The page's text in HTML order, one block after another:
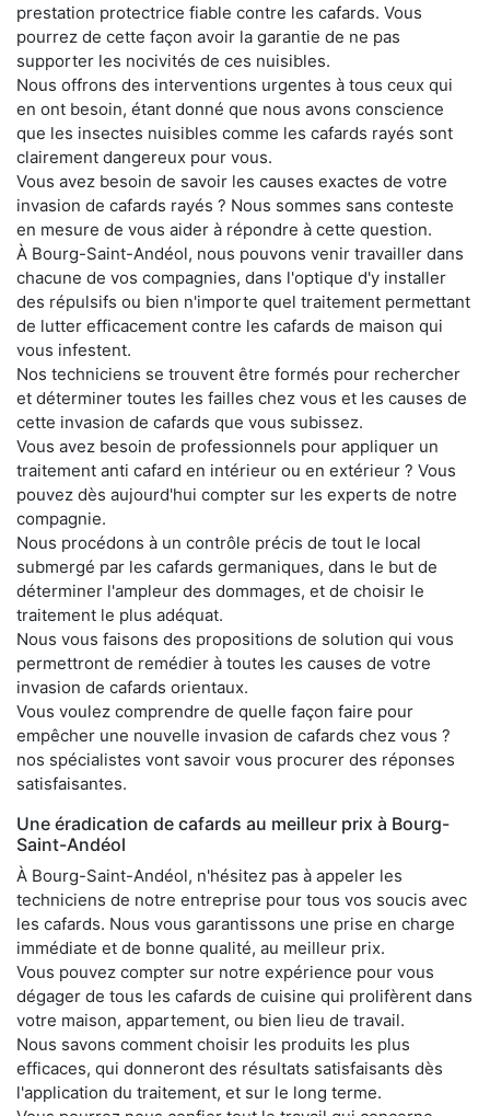
prestation protectrice fiable contre les cafards. Vous
pourrez de cette façon avoir la garantie de ne pas
supporter les nocivités de ces nuisibles.
Nous offrons des interventions urgentes à tous ceux qui
en ont besoin, étant donné que nous avons conscience
que les insectes nuisibles comme les cafards rayés sont
clairement dangereux pour vous.
Vous avez besoin de savoir les causes exactes de votre
invasion de cafards rayés ? Nous sommes sans conteste
en mesure de vous aider à répondre à cette question.
À Bourg-Saint-Andéol, nous pouvons venir travailler dans
chacune de vos compagnies, dans l'optique d'y installer
des répulsifs ou bien n'importe quel traitement permettant
de lutter efficacement contre les cafards de maison qui
vous infestent.
Nos techniciens se trouvent être formés pour rechercher
et déterminer toutes les failles chez vous et les causes de
cette invasion de cafards que vous subissez.
Vous avez besoin de professionnels pour appliquer un
traitement anti cafard en intérieur ou en extérieur ? Vous
pouvez dès aujourd'hui compter sur les experts de notre
compagnie.
Nous procédons à un contrôle précis de tout le local
submergé par les cafards germaniques, dans le but de
déterminer l'ampleur des dommages, et de choisir le
traitement le plus adéquat.
Nous vous faisons des propositions de solution qui vous
permettront de remédier à toutes les causes de votre
invasion de cafards orientaux.
Vous voulez comprendre de quelle façon faire pour
empêcher une nouvelle invasion de cafards chez vous ?
nos spécialistes vont savoir vous procurer des réponses
satisfaisantes.
Une éradication de cafards au meilleur prix à Bourg-
Saint-Andéol
À Bourg-Saint-Andéol, n'hésitez pas à appeler les
techniciens de notre entreprise pour tous vos soucis avec
les cafards. Nous vous garantissons une prise en charge
immédiate et de bonne qualité, au meilleur prix.
Vous pouvez compter sur notre expérience pour vous
dégager de tous les cafards de cuisine qui prolifèrent dans
votre maison, appartement, ou bien lieu de travail.
Nous savons comment choisir les produits les plus
efficaces, qui donneront des résultats satisfaisants dès
l'application du traitement, et sur le long terme.